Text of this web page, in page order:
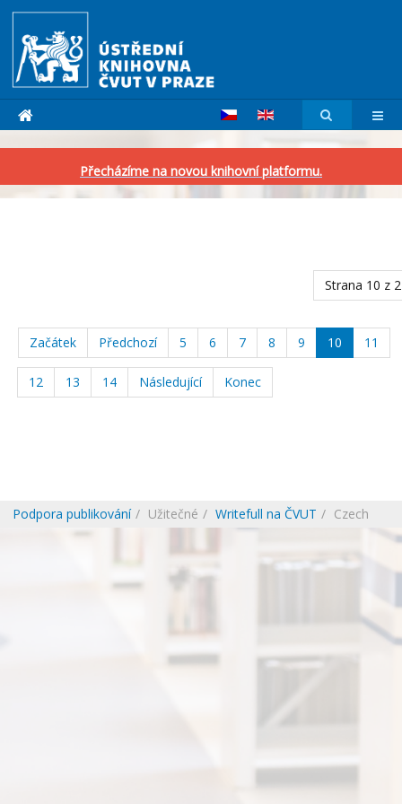
Přecházíme na novou knihovní platformu.
Strana 10 z
Začátek Předchozí 5 6 7 8 9 10 11
12 13 14 Následující Konec
Podpora publikování Užitečné Writefull na ČVUT Czech